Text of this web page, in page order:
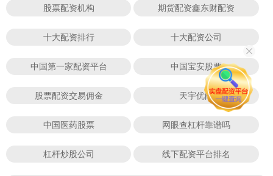
股票配资机构 期货配资鑫东财配资
十大配资排行 十大配资公司
中国第一家配资平台 中国宝安股票
股票配资交易佣金 天宇优配
中国医药股票 网眼查杠杆靠谱吗
杠杆炒股公司 线下配资平台排名